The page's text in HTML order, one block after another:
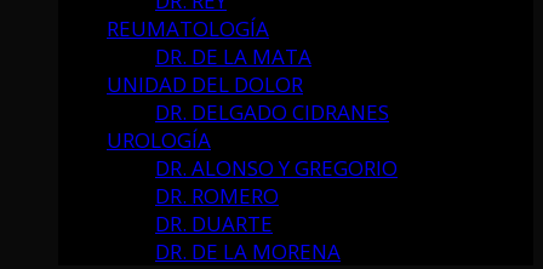
REUMATOLOGÍA
DR. DE LA MATA
UNIDAD DEL DOLOR
DR. DELGADO CIDRANES
UROLOGÍA
DR. ALONSO Y GREGORIO
DR. ROMERO
DR. DUARTE
DR. DE LA MORENA